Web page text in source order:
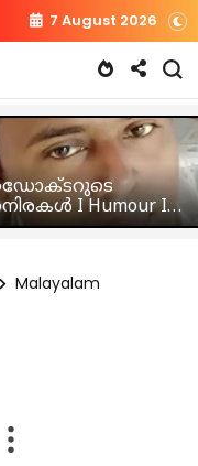
7 August 2026
I Humour I
MK
Malayalam